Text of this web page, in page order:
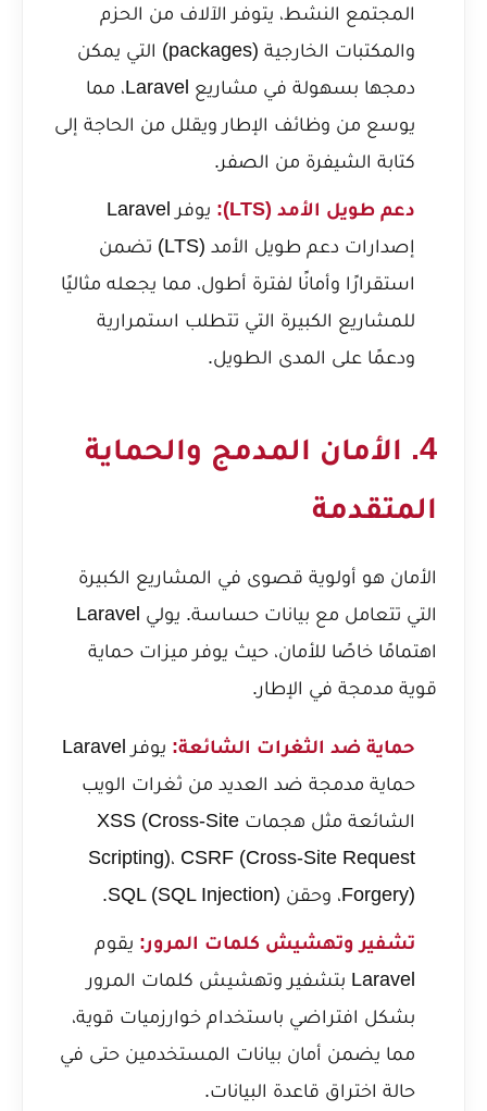
المجتمع النشط، يتوفر الآلاف من الحزم
والمكتبات الخارجية (packages) التي يمكن
دمجها بسهولة في مشاريع Laravel، مما
يوسع من وظائف الإطار ويقلل من الحاجة إلى
كتابة الشيفرة من الصفر.
دعم طويل الأمد (LTS):
يوفر Laravel
إصدارات دعم طويل الأمد (LTS) تضمن
استقرارًا وأمانًا لفترة أطول، مما يجعله مثاليًا
للمشاريع الكبيرة التي تتطلب استمرارية
ودعمًا على المدى الطويل.
4. الأمان المدمج والحماية
المتقدمة
الأمان هو أولوية قصوى في المشاريع الكبيرة
التي تتعامل مع بيانات حساسة. يولي Laravel
اهتمامًا خاصًا للأمان، حيث يوفر ميزات حماية
قوية مدمجة في الإطار.
حماية ضد الثغرات الشائعة:
يوفر Laravel
حماية مدمجة ضد العديد من ثغرات الويب
الشائعة مثل هجمات XSS (Cross-Site
Scripting)، CSRF (Cross-Site Request
Forgery)، وحقن SQL (SQL Injection).
تشفير وتهشيش كلمات المرور: يقوم
Laravel بتشفير وتهشيش كلمات المرور
بشكل افتراضي باستخدام خوارزميات قوية،
مما يضمن أمان بيانات المستخدمين حتى في
حالة اختراق قاعدة البيانات.